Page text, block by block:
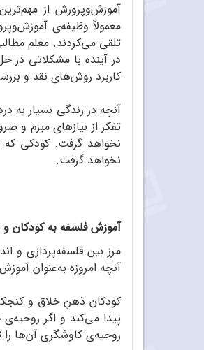
آموزش‌وپرورش از
معمولاً وظیفه‌ی
تلقی می‌کردند. معلم
در آینده با مشکلاتی در
کاربرد روش‌های نقد و
آنچه در زندگی بسیار به
تفکر از نیازهای مبرم و
نخواهد گرفت. کودکی که
نخواهد گرفت.
آموزش فلسفه به کودکان و
مرز بین فلسفه‌پردازی و
آنچه امروزه به‌عنوان
کودکان ذهنِ خلاق و
پیدا ‌می‌کند و اگر
روحیه‌ی کاوشگری آن‌ها را